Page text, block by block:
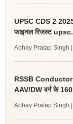
UPSC CDS 2
फाइनल रिजल्ट
Abhay Pratap Singh
RSSB Conductor
AAV/DW वर्ग के 160
Abhay Pratap Singh